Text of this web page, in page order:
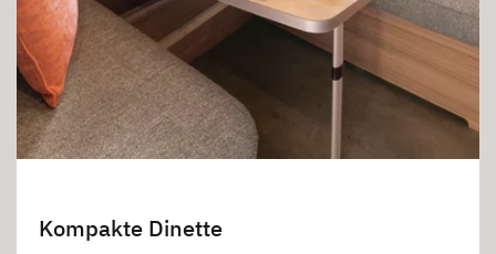
Kompakte Dinette